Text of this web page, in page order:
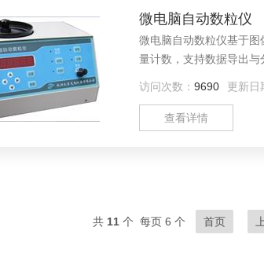
微电脑自动数粒仪
微电脑自动数粒仪基于
量计数，支持数据导出与
访问次数： 9690 更新日
查看详情
共 11个 每页 6 个 首页